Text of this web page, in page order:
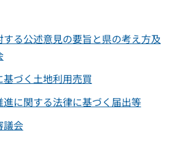
る公述意見の要旨と県の考え方及
づく土地利用売買
に関する法律に基づく届出等
議会